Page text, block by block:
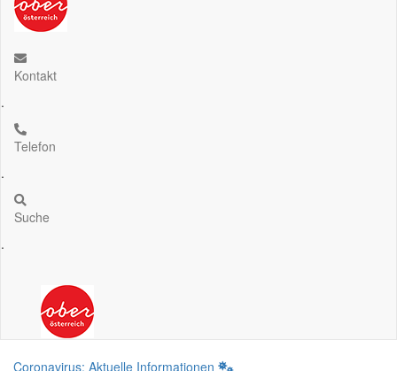
Kontakt
.
Telefon
.
Suche
.
Coronavirus: Aktuelle Informationen